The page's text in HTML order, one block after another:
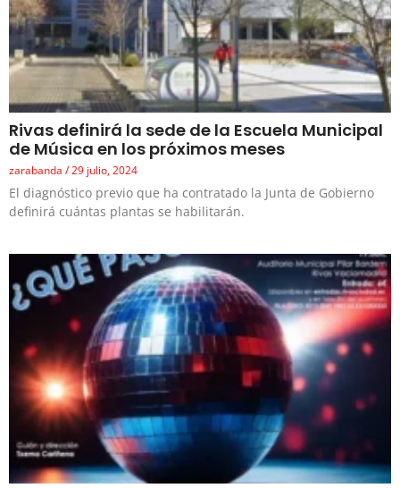
Rivas definirá la sede de la Escuela Municipal
de Música en los próximos meses
zarabanda 29 julio, 2024
El diagnóstico previo que ha contratado la Junta de Gobierno
definirá cuántas plantas se habilitarán.